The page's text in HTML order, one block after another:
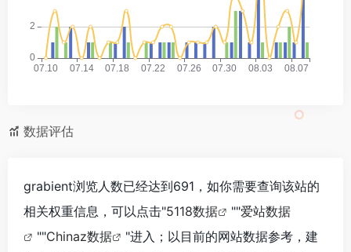
数据评估
grabient浏览人数已经达到691，如你需要查询该站的
相关权重信息，可以点击"5118数据 ""爱站数据
""Chinaz数据
"进入；以目前的网站数据参考，建